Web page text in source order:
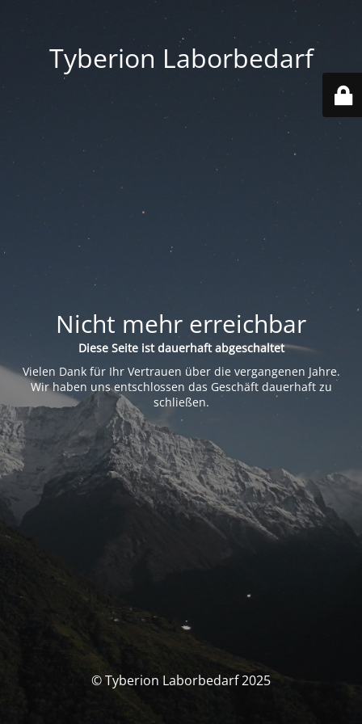
Tyberion Laborbedarf
Nicht mehr erreichbar
Diese Seite ist dauerhaft abgeschaltet
Vielen Dank für Ihr Vertrauen über die vergangenen Jahre.
Wir haben uns entschlossen das Geschäft dauerhaft zu
schließen.
© Tyberion Laborbedarf 2025